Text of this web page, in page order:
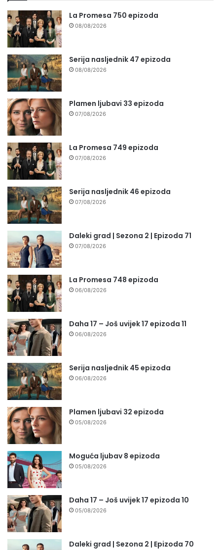
La Promesa 750 epizoda
08/08/2026
Serija nasljednik 47 epizoda
08/08/2026
Plamen ljubavi 33 epizoda
07/08/2026
La Promesa 749 epizoda
07/08/2026
Serija nasljednik 46 epizoda
07/08/2026
Daleki grad | Sezona 2 | Epizoda 71
07/08/2026
La Promesa 748 epizoda
06/08/2026
Daha 17 – Još uvijek 17 epizoda 11
06/08/2026
Serija nasljednik 45 epizoda
06/08/2026
Plamen ljubavi 32 epizoda
05/08/2026
Moguća ljubav 8 epizoda
05/08/2026
Daha 17 – Još uvijek 17 epizoda 10
05/08/2026
Daleki grad | Sezona 2 | Epizoda 70